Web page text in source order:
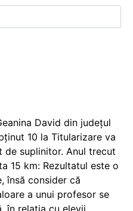
David din județul
10 la Titularizare va
de suplinitor. Anul trecut
15 km: Rezultatul este o
însă consider că
a unui profesor se